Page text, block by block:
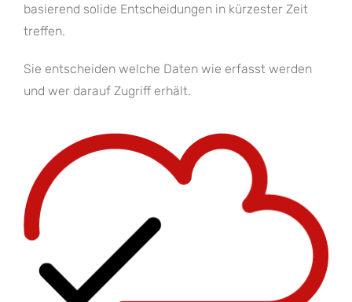
basierend solide Entscheidungen in kürzester Zeit
treffen.
Sie entscheiden welche Daten wie erfasst werden
und wer darauf Zugriff erhält.